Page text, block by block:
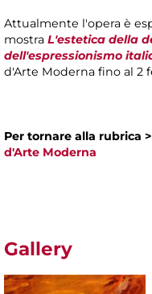
Attualmente l'opera è
mostra L'estetica della
dell'espressionismo
d'Arte Moderna fino al 2
Per tornare alla rubrica >
d'Arte Moderna
Gallery